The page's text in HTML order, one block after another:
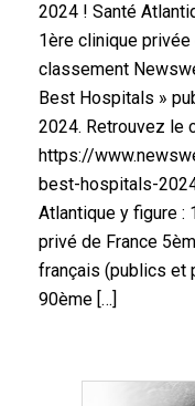
2024 ! Santé
1ère clinique
classement
Best Hospitals »
2024. Retrouvez le
https://
best-hospitals-
Atlantique y figure :
privé de France
français (publics et
90ème […]